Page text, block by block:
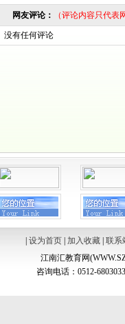
网友评论： （评论内容只代
没有任何评论
设为首页| 加入收藏| 联系
江南汇教育网
咨询电话：0512-